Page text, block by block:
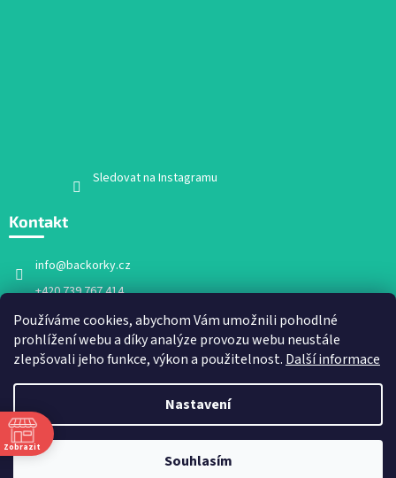
Používáme cookies, abychom Vám umožnili pohodlné
prohlížení webu a díky analýze provozu webu neustále
zlepšovali jeho funkce, výkon a použitelnost. Další informace
Nastavení
Souhlasím
Sledovat na Instagramu
Kontakt
info@backorky.cz
+420 739 767 414
Facebook
backorky.cz
Vytvořil Shoptet
Bačkorky.cz. Všechna práva vyhrazena.
Zobrazit